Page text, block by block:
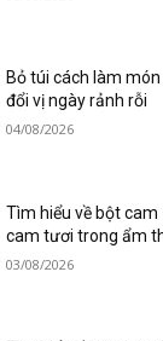
Bỏ túi cách làm
đổi vị ngày rảnh rỗi
04/08/2026
Tìm hiểu về bột
cam tươi trong ẩm
03/08/2026